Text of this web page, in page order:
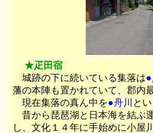
★疋田宿
城跡の下に続いている集落は
藩の本陣も置かれていて、郡内
現在集落の真ん中を●舟川
と
昔から琵琶湖と日本海を結ぶ
し、文化１４年に手始めに小屋